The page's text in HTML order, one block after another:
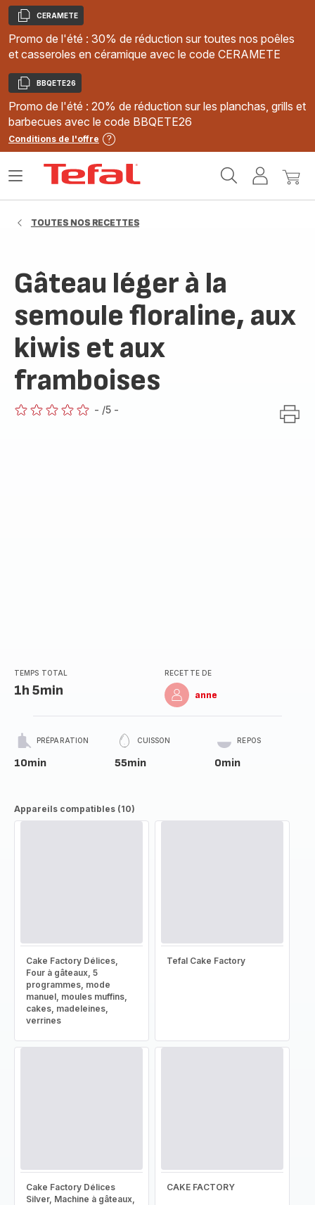
Copier
CERAMETE
Promo de l'été : 30% de réduction sur toutes nos poêles
et casseroles en céramique avec le code CERAMETE
Copier
BBQETE26
Promo de l'été : 20% de réduction sur les planchas, grills et
barbecues avec le code BBQETE26
Conditions de l'offre
MonMon
Ouvrir
TOUTES NOS RECETTES
Gâteau léger à la
semoule floraline, aux
kiwis et aux
framboises
- /5 -
TEMPS TOTAL
1h 5min
RECETTE DE
anne
PRÉPARATION
10min
CUISSON
55min
REPOS
0min
Appareils compatibles (10)
Cake Factory Délices,
Four à gâteaux, 5
programmes, mode
manuel, moules muffins,
cakes, madeleines,
verrines
Tefal Cake Factory
Cake Factory Délices
Silver, Machine à gâteaux,
CAKE FACTORY